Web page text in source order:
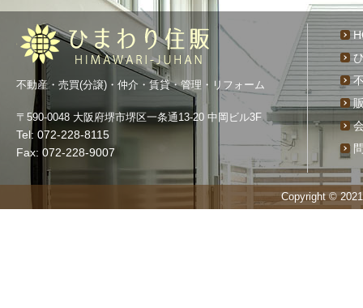
不動産・売買(分譲)・仲介・賃貸・管理・リフォーム
〒590-0048 大阪府堺市堺区一条通13-20 中岡ビル3F
Tel: 072-228-8115
Fax: 072-228-9007
Copyright ©